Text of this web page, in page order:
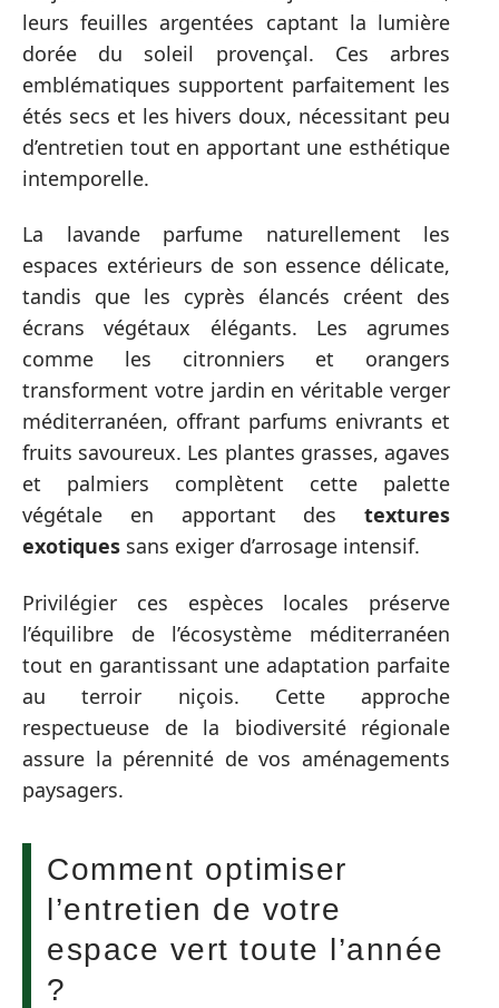
leurs feuilles argentées captant la lumière
dorée du soleil provençal. Ces arbres
emblématiques supportent parfaitement les
étés secs et les hivers doux, nécessitant peu
d’entretien tout en apportant une esthétique
intemporelle.
La lavande parfume naturellement les
espaces extérieurs de son essence délicate,
tandis que les cyprès élancés créent des
écrans végétaux élégants. Les agrumes
comme les citronniers et orangers
transforment votre jardin en véritable verger
méditerranéen, offrant parfums enivrants et
fruits savoureux. Les plantes grasses, agaves
et palmiers complètent cette palette
végétale en apportant des textures
exotiques sans exiger d’arrosage intensif.
Privilégier ces espèces locales préserve
l’équilibre de l’écosystème méditerranéen
tout en garantissant une adaptation parfaite
au terroir niçois. Cette approche
respectueuse de la biodiversité régionale
assure la pérennité de vos aménagements
paysagers.
Comment optimiser
l’entretien de votre
espace vert toute l’année
?